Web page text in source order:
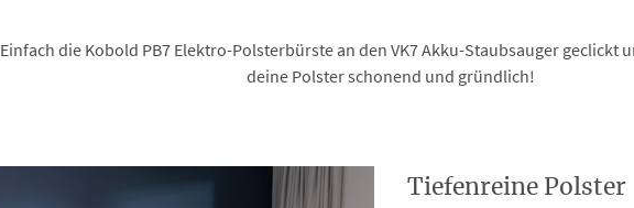
Einfach die Kobold PB7 Elektro-Polsterbürste an den VK7 Akku-Staubsauger geclickt
deine Polster schonend und gründlich!
Tiefenreine Polster